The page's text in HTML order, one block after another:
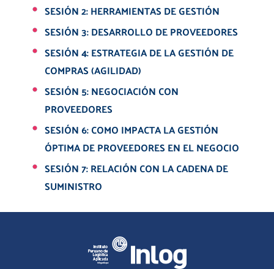
SESIÓN 2: HERRAMIENTAS DE GESTIÓN
SESIÓN 3: DESARROLLO DE PROVEEDORES
SESIÓN 4: ESTRATEGIA DE LA GESTIÓN DE
COMPRAS (AGILIDAD)
SESIÓN 5: NEGOCIACIÓN CON
PROVEEDORES
SESIÓN 6: COMO IMPACTA LA GESTIÓN
ÓPTIMA DE PROVEEDORES EN EL NEGOCIO
SESIÓN 7: RELACIÓN CON LA CADENA DE
SUMINISTRO